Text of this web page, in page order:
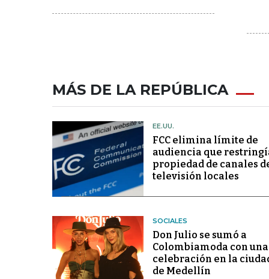
MÁS DE LA REPÚBLICA
EE.UU.
FCC elimina límite de
audiencia que
propiedad de canales
televisión locales
SOCIALES
Don Julio se sumó a
Colombiamoda con una
celebración en la
de Medellín